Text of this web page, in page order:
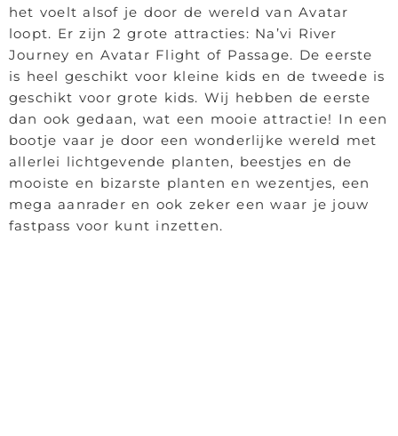
het voelt alsof je door de wereld van Avatar
loopt. Er zijn 2 grote attracties: Na’vi River
Journey en Avatar Flight of Passage. De eerste
is heel geschikt voor kleine kids en de tweede is
geschikt voor grote kids. Wij hebben de eerste
dan ook gedaan, wat een mooie attractie! In een
bootje vaar je door een wonderlijke wereld met
allerlei lichtgevende planten, beestjes en de
mooiste en bizarste planten en wezentjes, een
mega aanrader en ook zeker een waar je jouw
fastpass voor kunt inzetten.